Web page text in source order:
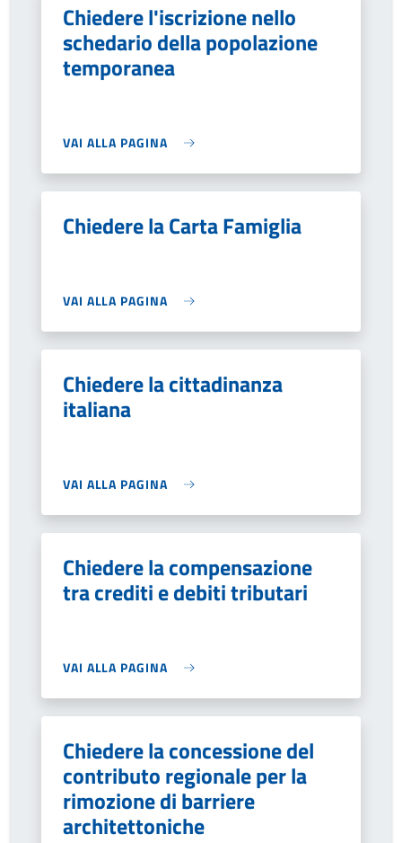
Chiedere l'iscrizione nello
schedario della popolazione
temporanea
VAI ALLA PAGINA
Chiedere la Carta Famiglia
VAI ALLA PAGINA
Chiedere la cittadinanza
italiana
VAI ALLA PAGINA
Chiedere la compensazione
tra crediti e debiti tributari
VAI ALLA PAGINA
Chiedere la concessione del
contributo regionale per la
rimozione di barriere
architettoniche